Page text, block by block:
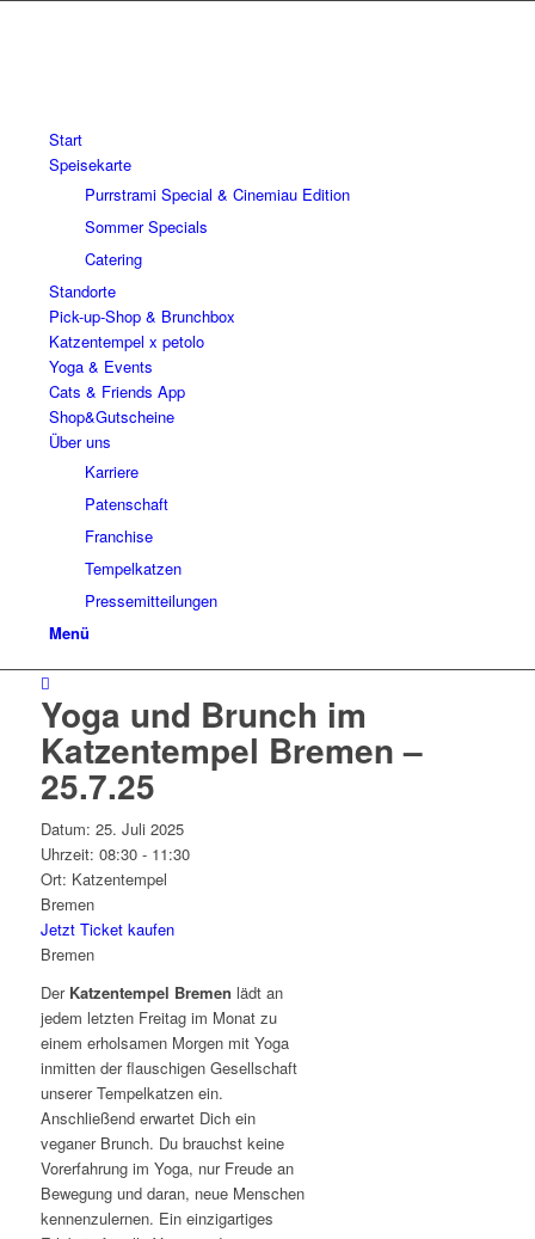
Start
Speisekarte
Purrstrami Special & Cinemiau Edition
Sommer Specials
Catering
Standorte
Pick-up-Shop & Brunchbox
Katzentempel x petolo
Yoga & Events
Cats & Friends App
Shop&Gutscheine
Über uns
Karriere
Patenschaft
Franchise
Tempelkatzen
Pressemitteilungen
Menü
Yoga und Brunch im
Katzentempel Bremen –
25.7.25
Datum: 25. Juli 2025
Uhrzeit: 08:30 - 11:30
Ort: Katzentempel
Bremen
Jetzt Ticket kaufen
Bremen
Der Katzentempel Bremen lädt an
jedem letzten Freitag im Monat zu
einem erholsamen Morgen mit Yoga
inmitten der flauschigen Gesellschaft
unserer Tempelkatzen ein.
Anschließend erwartet Dich ein
veganer Brunch. Du brauchst keine
Vorerfahrung im Yoga, nur Freude an
Bewegung und daran, neue Menschen
kennenzulernen. Ein einzigartiges